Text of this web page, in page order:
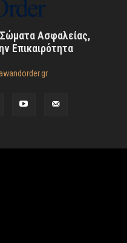
Σώματα Ασφαλείας,
Επικαιρότητα